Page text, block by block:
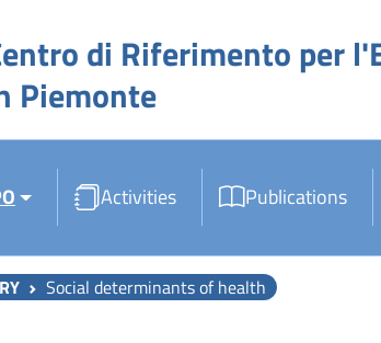
di Riferimento per
Piemonte
Activities Publications
Social determinants of health